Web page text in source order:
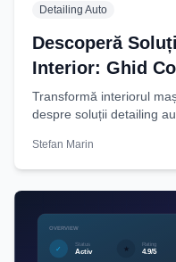
Detailing Auto
Descoperă
Interior: Ghid
Transformă interiorul
despre soluții detailing
Stefan Marin